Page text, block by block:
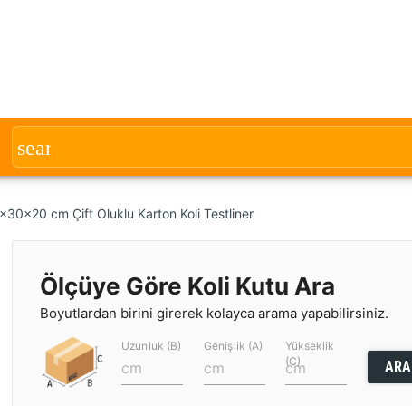
cm Çift Oluklu Karton Koli Testliner
Ölçüye Göre Koli Kutu Ara
Boyutlardan birini girerek kolayca arama yapabilirsiniz.
Uzunluk (B) Genişlik (A)
Yükseklik
(C)
ARA